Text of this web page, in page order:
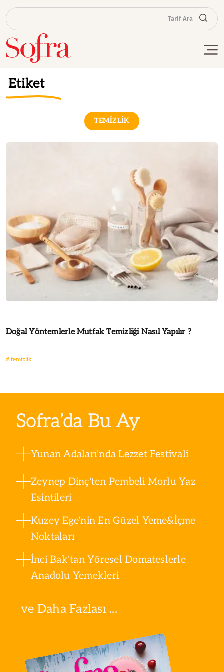
Tarif Ara
Etiket
TEMİZLİK
Doğal Yöntemlerle Mutfak Temizliği Nasıl Yapılır ?
# temizlik
Sofra’da Bu Ay
Yunan Adaları'nda Lezzet Festivali
Zeynep Dinç'ten Pembeli Morlu Yaz
Esintileri
Kuzey Ege'nin En Güzel Yeme&İçme
Noktaları
İnci Bak'tan Yöresel Domateslerle
Anadolu Yemekleri
ve Daha Fazlası ...